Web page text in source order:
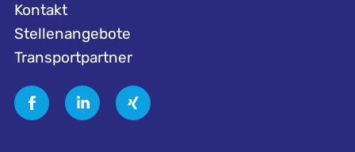
Kontakt
Stellenangebote
Transportpartner